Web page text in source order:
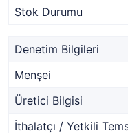
Stok Durumu
Denetim Bilgileri
Menşei
Üretici Bilgisi
İthalatçı / Yetkili